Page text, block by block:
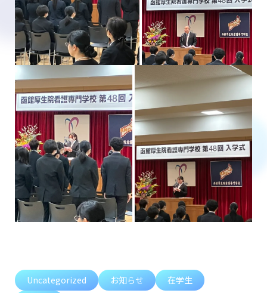
Uncategorized お知らせ
在学生